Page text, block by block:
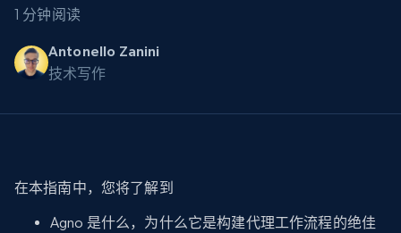
1 分钟阅读
Antonello Zanini
技术写作
在本指南中，您将了解到
Agno 是什么，为什么它是构建代理工作流程的绝佳